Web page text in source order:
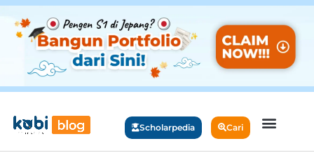
Scholarpedia Cari